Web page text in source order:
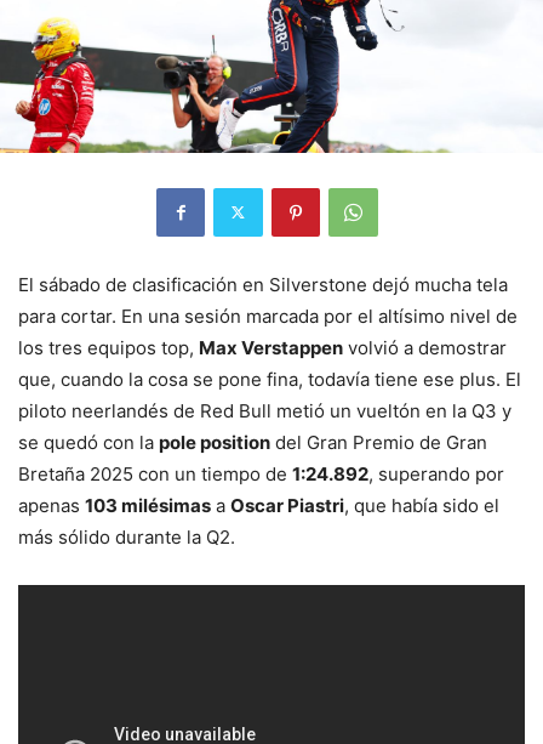
El sábado de clasificación en Silverstone dejó mucha tela
para cortar. En una sesión marcada por el altísimo nivel de
los tres equipos top, Max Verstappen volvió a demostrar
que, cuando la cosa se pone fina, todavía tiene ese plus. El
piloto neerlandés de Red Bull metió un vueltón en la Q3 y
se quedó con la pole position del Gran Premio de Gran
Bretaña 2025 con un tiempo de 1:24.892, superando por
apenas 103 milésimas a Oscar Piastri, que había sido el
más sólido durante la Q2.